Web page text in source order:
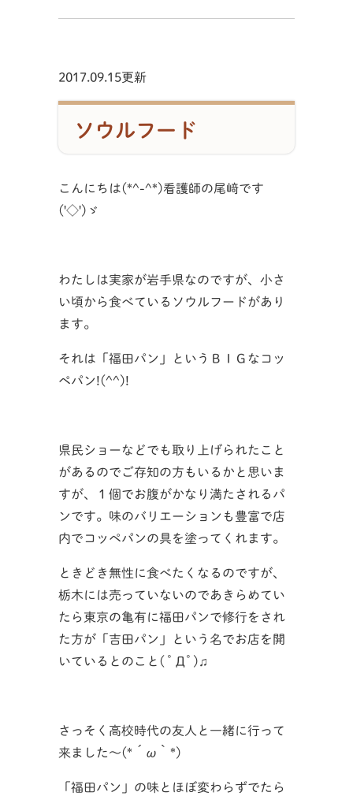
2017.09.15更新
ソウルフード
こんにちは(*^-^*)看護師の尾﨑です
('◇')ゞ
わたしは実家が岩手県なのですが、小さ
い頃から食べているソウルフードがあり
ます。
それは「福田パン」というＢＩＧなコッ
ペパン!(^^)!
県民ショーなどでも取り上げられたこと
があるのでご存知の方もいるかと思いま
すが、１個でお腹がかなり満たされるパ
ンです。味のバリエーションも豊富で店
内でコッペパンの具を塗ってくれます。
ときどき無性に食べたくなるのですが、
栃木には売っていないのであきらめてい
たら東京の亀有に福田パンで修行をされ
た方が「吉田パン」という名でお店を開
いているとのこと( ﾟДﾟ)♫
さっそく高校時代の友人と一緒に行って
来ました～(*´ω｀*)
「福田パン」の味とほぼ変わらずでたら